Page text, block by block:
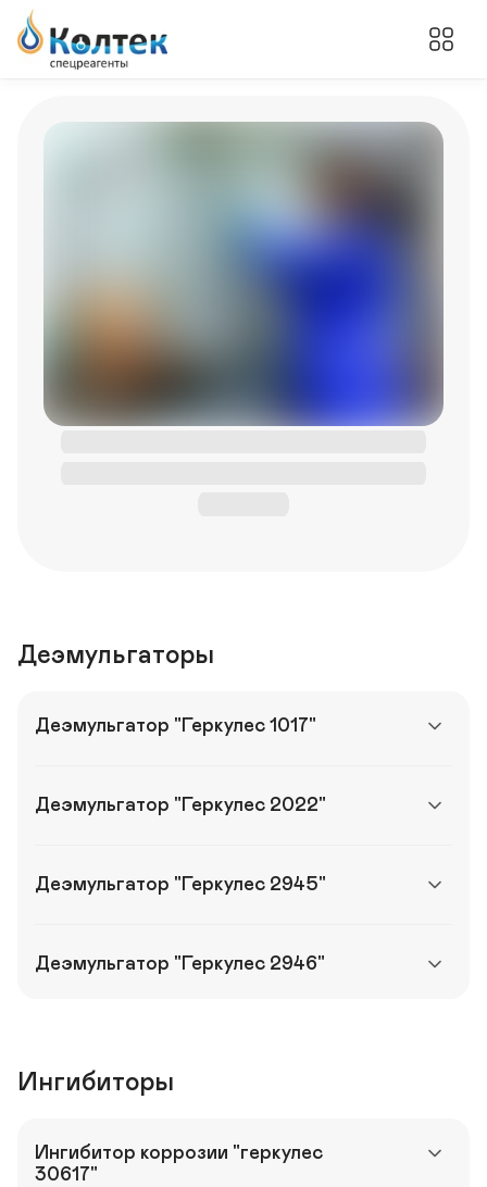
Деэмульгаторы
Деэмульгатор "Геркулес 1017"
Деэмульгатор "Геркулес 2022"
Деэмульгатор "Геркулес 2945"
Деэмульгатор "Геркулес 2946"
Ингибиторы
Ингибитор коррозии "геркулес
30617"